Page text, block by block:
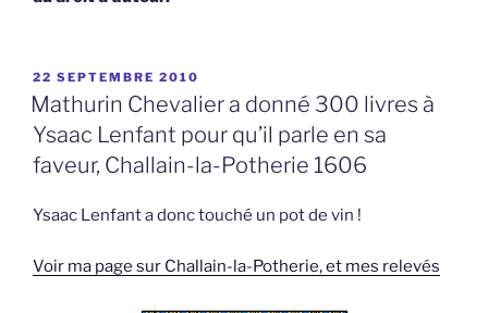
PUBLIÉ
LE
22 SEPTEMBRE 2010
Mathurin Chevalier a donné 300 livres à
Ysaac Lenfant pour qu’il parle en sa
faveur, Challain-la-Potherie 1606
Ysaac Lenfant a donc touché un pot de vin !
Voir ma page sur Challain-la-Potherie, et mes relevés